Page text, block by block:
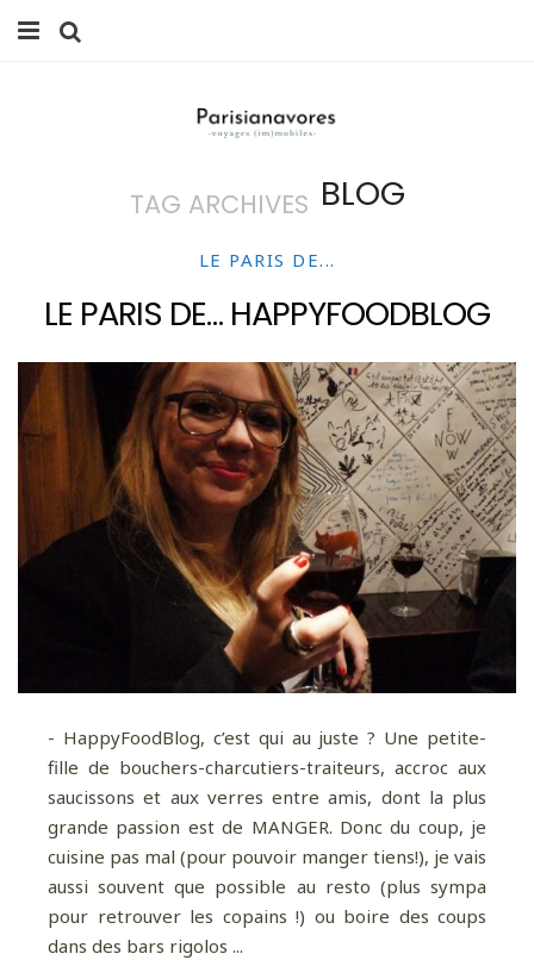
FAMILLE
VOYAGES
WEEK-ENDS
BALADES À PARIS
LIFESTYLE
CULTURE
0 ITEMS -0,00€
TAG ARCHIVES BLOG
LE PARIS DE...
LE PARIS DE… HAPPYFOODBLOG
- HappyFoodBlog, c’est qui au juste ? Une petite-
fille de bouchers-charcutiers-traiteurs, accroc aux
saucissons et aux verres entre amis, dont la plus
grande passion est de MANGER. Donc du coup, je
cuisine pas mal (pour pouvoir manger tiens!), je vais
aussi souvent que possible au resto (plus sympa
pour retrouver les copains !) ou boire des coups
dans des bars rigolos ...